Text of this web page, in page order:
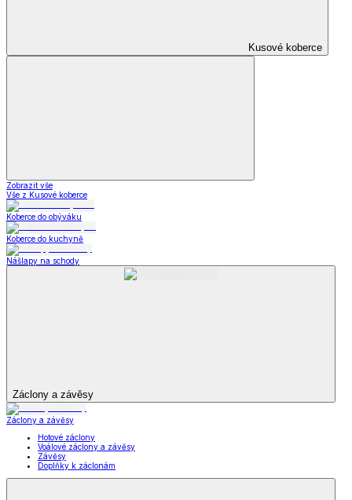
Kusové koberce
Zobrazit vše
Vše z Kusové koberce
Koberce do obýváku
Koberce do kuchyně
Nášlapy na schody
Záclony a závěsy
Záclony a závěsy
Hotové záclony
Voálové záclony a závěsy
Závěsy
Doplňky k záclonám